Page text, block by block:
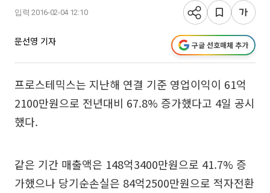
입력 2016-02-04 12:10
문선영 기자 구글 선호매체 추가
프로스테믹스는 지난해 연결 기준 영업이익이 61억
2100만원으로 전년대비 67.8% 증가했다고 4일 공시
했다.
같은 기간 매출액은 148억3400만원으로 41.7% 증
가했으나 당기순손실은 84억2500만원으로 적자전환